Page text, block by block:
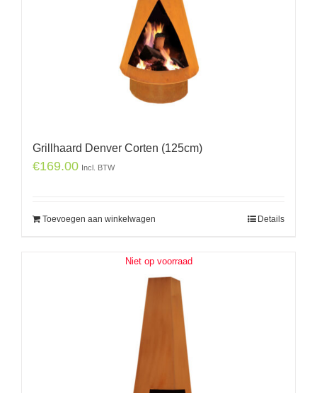
Grillhaard Denver Corten (125cm)
€169.00 Incl. BTW
Toevoegen aan winkelwagen Details
Niet op voorraad